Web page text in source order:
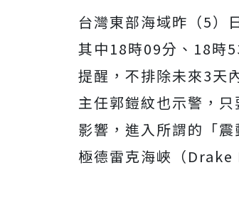
台灣東部海域昨（5）
其中18時09分、18時
提醒，不排除未來3天
主任郭鎧紋也示警，
影響，進入所謂的「
極德雷克海峽（Drake